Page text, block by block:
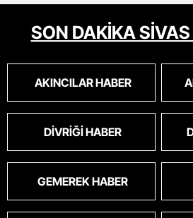
SON DAKİKA SİVAS
AKINCILAR HABER
DIVRIĞI HABER
GEMEREK HABER